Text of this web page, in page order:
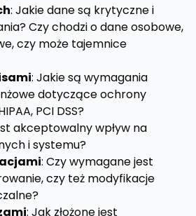
: Jakie dane są krytyczne i
Czy chodzi o dane osobowe,
czy może tajemnice
: Jakie są wymagania
dotyczące ochrony
PCI DSS?
akceptowalny wpływ na
i systemu?
: Czy wymagane jest
czy też modyfikacje
: Jak złożone jest